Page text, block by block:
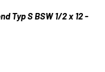
Typ S BSW 1/2 x 12 -